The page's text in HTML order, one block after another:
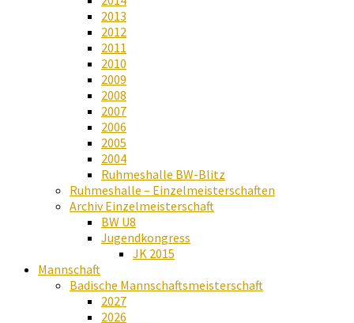
2013
2012
2011
2010
2009
2008
2007
2006
2005
2004
Ruhmeshalle BW-Blitz
Ruhmeshalle – Einzelmeisterschaften
Archiv Einzelmeisterschaft
BW U8
Jugendkongress
JK 2015
Mannschaft
Badische Mannschaftsmeisterschaft
2027
2026